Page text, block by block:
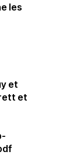
les
et
et